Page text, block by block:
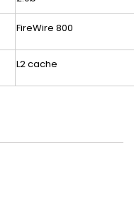
FireWire 800
L2 cache